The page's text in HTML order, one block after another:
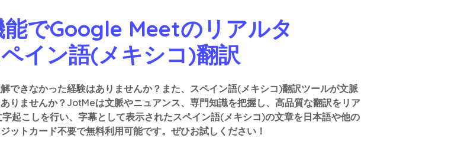
でGoogle Meetのリアルタ
イン語(メキシコ)翻訳
できなかった経験はありませんか？また、スペイン語(メキシコ)翻訳ツールが文脈
りませんか？JotMeは文脈やニュアンス、専門知識を把握し、高品質な翻訳をリア
字起こしを行い、字幕として表示されたスペイン語(メキシコ)の文章を日本語や他の
ットカード不要で無料利用可能です。ぜひお試しください！